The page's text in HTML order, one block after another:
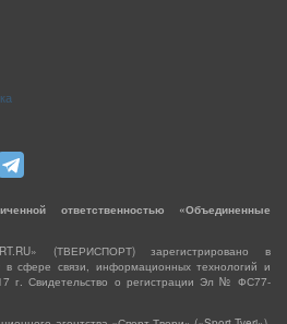
ответственностью «Объединенные
(ТВЕРИСПОРТ) зарегистрировано в
сфере связи, информационных технологий и
г. Свидетельство о регистрации Эл № ФС77-